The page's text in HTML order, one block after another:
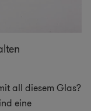
all diesem Glas?
eine